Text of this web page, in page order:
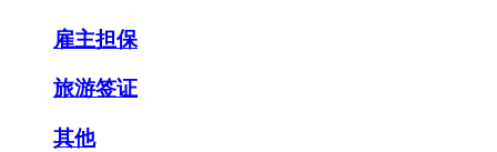
雇主担保
旅游签证
其他